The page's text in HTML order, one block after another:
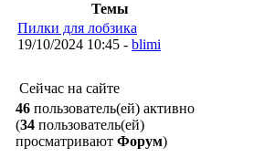
Темы
Пилки для лобзика
19/10/2024 10:45 - blimi
Сейчас на сайте
46 пользователь(ей) активно
(34 пользователь(ей)
просматривают Форум)